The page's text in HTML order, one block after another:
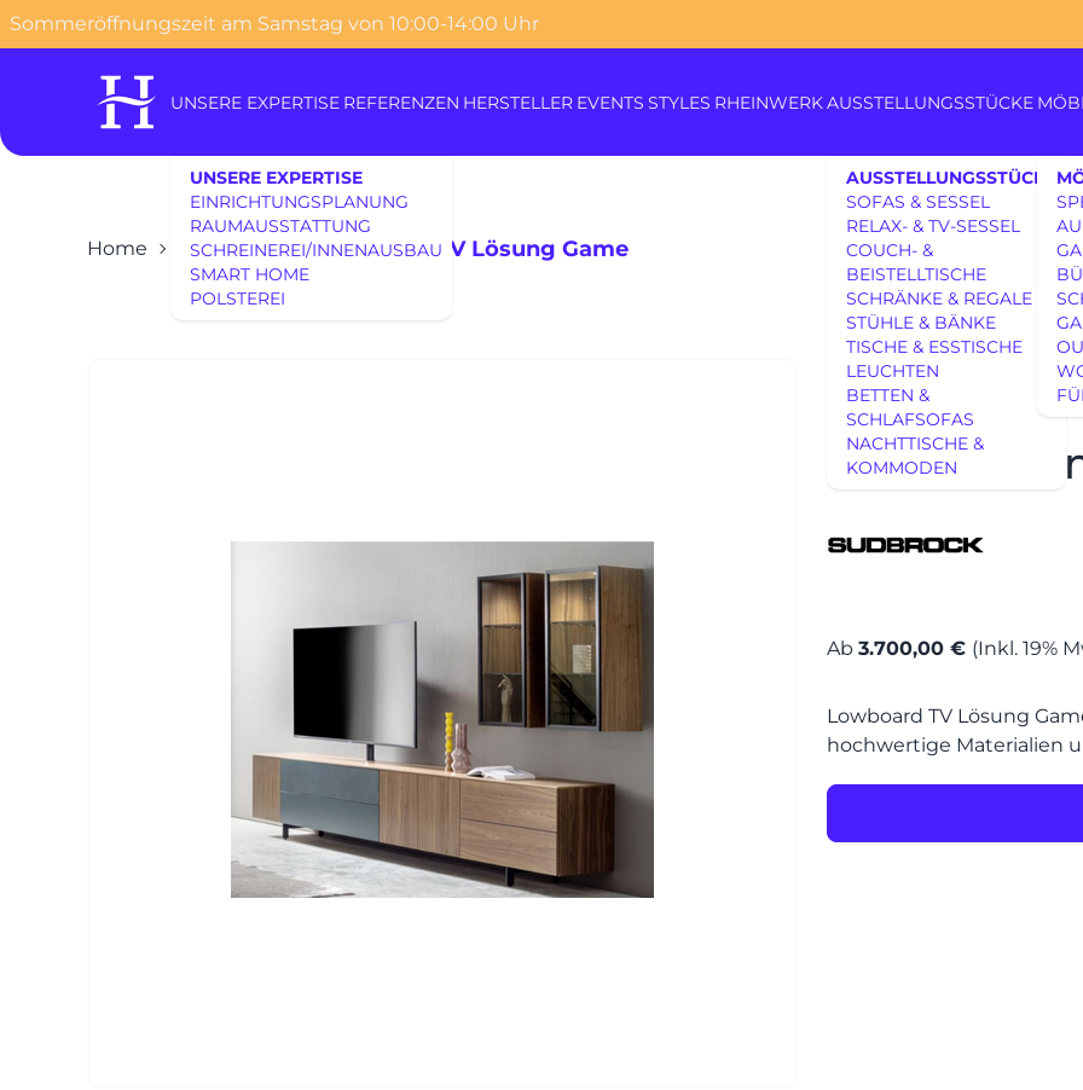
content
Sommeröffnungszeit am Samstag von 10:00-14:00 Uhr
UNSERE EXPERTISE
UNSERE EXPERTISE
EINRICHTUNGSPLANUNG
RAUMAUSSTATTUNG
SCHREINEREI/INNENAUSBAU
SMART HOME
POLSTEREI
REFERENZEN HERSTELLER EVENTS STYLES RHEINWERKAUSSTELLUNGSSTÜCKE
AUSSTELLUNGSSTÜCKE
SOFAS & SESSEL
RELAX- & TV-SESSEL
COUCH- &
BEISTELLTISCHE
SCHRÄNKE & REGALE
STÜHLE & BÄNKE
TISCHE & ESSTISCHE
LEUCHTEN
BETTEN &
SCHLAFSOFAS
NACHTTISCHE &
KOMMODEN
UNSERE EXPERTISE
UNSERE EXPERTISE
HERSTELLER
EVENTS
STYLES
RHEINWERK
AUSSTELLUNGSSTÜCKE
AUSSTELLUNGSSTÜCKE
Home SUDBROCK Lowboard TV Lösung Game
Lösung
Ab 3.700,00 € (Inkl. 19%
Lowboard TV Lösung
hochwertige Materialien
Senden
Königswinterer Str. 319
53639 Königswinter-
0 22 23 - 91 89 0
Di.-Fr. 10-18 Uhr
Sa. 10-17 Uhr
Montag geschlossen